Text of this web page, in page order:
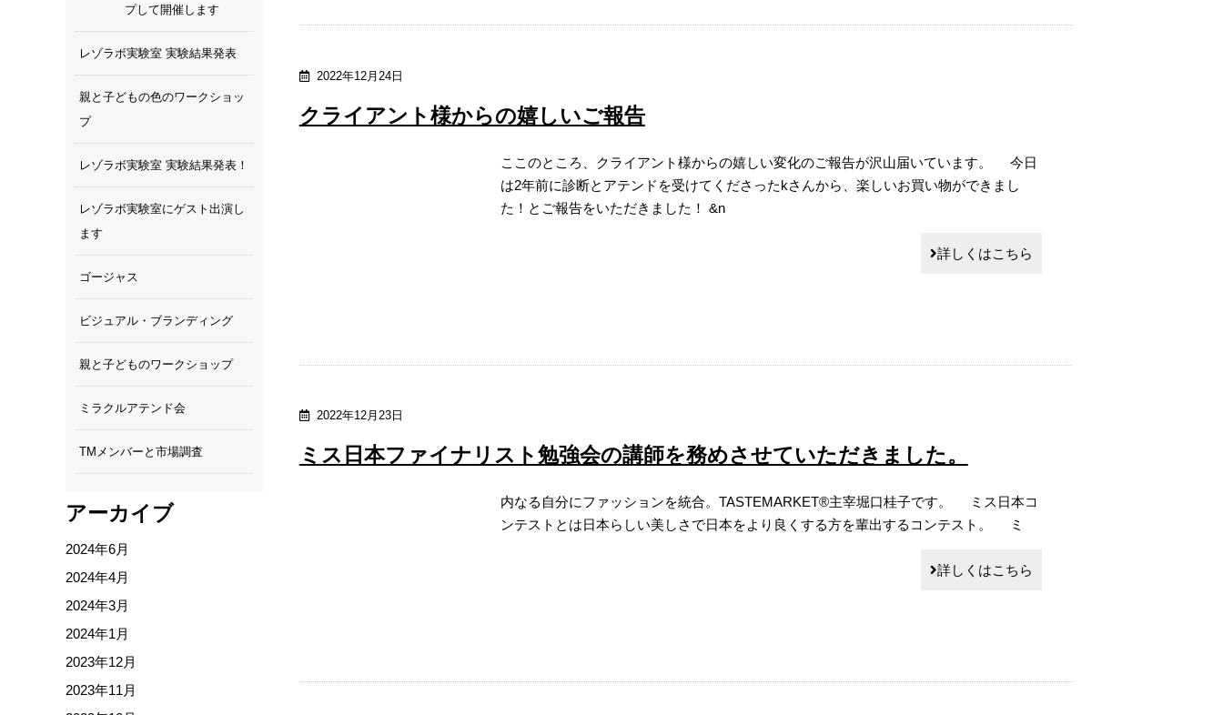
2022年12月24日
クライアント様からの嬉しいご報告
ここのところ、クライアント様からの嬉しい変化のご報告が沢山届いています。 今日
は2年前に診断とアテンドを受けてくださったkさんから、楽しいお買い物ができまし
た！とご報告をいただきました！ &n
詳しくはこちら
2022年12月23日
ミス日本ファイナリスト勉強会の講師を務めさせていただきました。
内なる自分にファッションを統合。TASTEMARKET®︎主宰堀口桂子です。 ミス日本コ
ンテストとは日本らしい美しさで日本をより良くする方を輩出するコンテスト。 ミ
詳しくはこちら
プして開催します
レゾラボ実験室 実験結果発表
親と子どもの色のワークショッ
プ
レゾラボ実験室 実験結果発表！
レゾラボ実験室にゲスト出演し
ます
ゴージャス
ビジュアル・ブランディング
親と子どものワークショップ
ミラクルアテンド会
TMメンバーと市場調査
アーカイブ
2024年6月
2024年4月
2024年3月
2024年1月
2023年12月
2023年11月